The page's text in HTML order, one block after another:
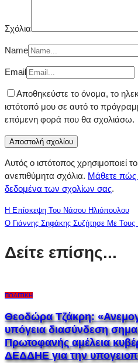
Σχόλια
Name
Email
Αποθηκεύστε το όνομα, το
ιστότοπό μου σε αυτό το
επόμενη φορά που θα σχολιάσω.
Αυτός ο ιστότοπος χρησιμοποιεί
ανεπιθύμητα σχόλια. Μάθετε πώς
δεδομένα των σχολίων σας.
Η Επίσκεψη Του Νάσου Ηλιόπουλου
Ο Γιάννης Σηφάκης Συζήτησε Με Τους
Δείτε επίσης...
ΠΟΛΙΤΙΚΉ
Θεοδώρα Τζάκρη:
υπόγεια διασύνδεση
Πρωτοφανής αμέλεια
ΔΕΔΔΗΕ για την